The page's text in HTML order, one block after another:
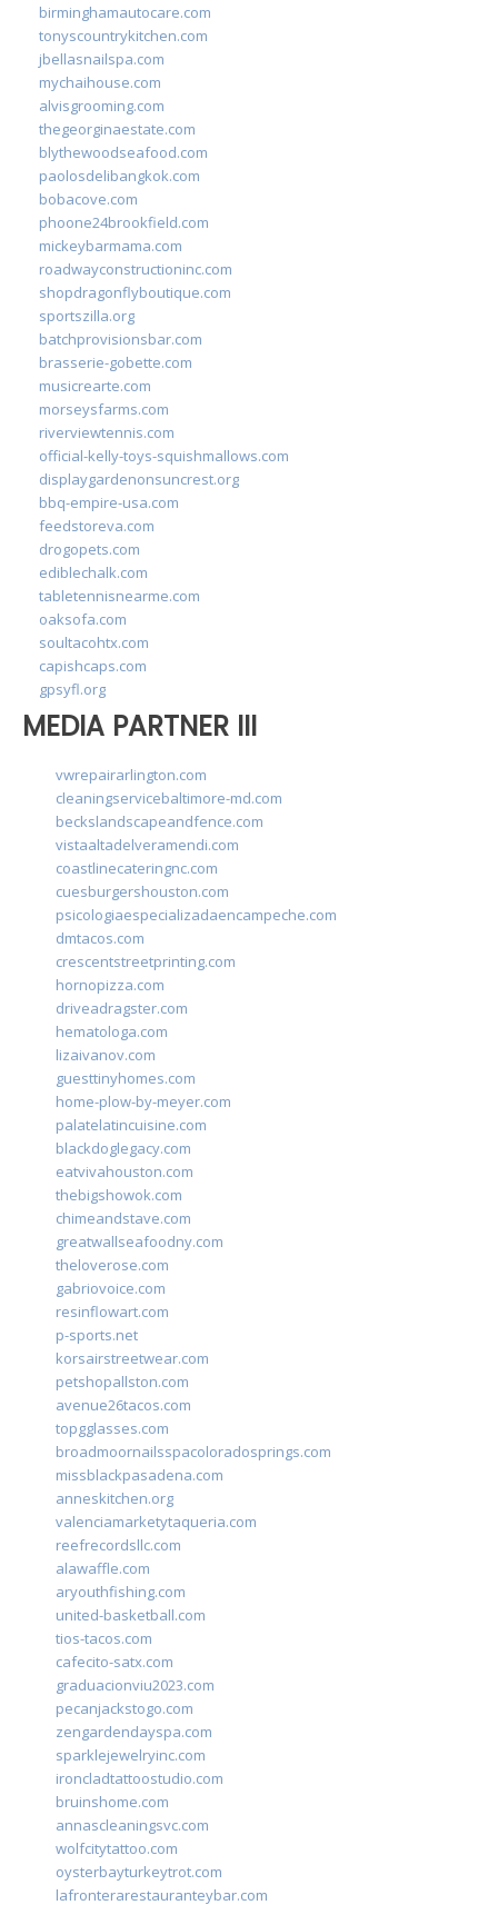
birminghamautocare.com
tonyscountrykitchen.com
jbellasnailspa.com
mychaihouse.com
alvisgrooming.com
thegeorginaestate.com
blythewoodseafood.com
paolosdelibangkok.com
bobacove.com
phoone24brookfield.com
mickeybarmama.com
roadwayconstructioninc.com
shopdragonflyboutique.com
sportszilla.org
batchprovisionsbar.com
brasserie-gobette.com
musicrearte.com
morseysfarms.com
riverviewtennis.com
official-kelly-toys-squishmallows.com
displaygardenonsuncrest.org
bbq-empire-usa.com
feedstoreva.com
drogopets.com
ediblechalk.com
tabletennisnearme.com
oaksofa.com
soultacohtx.com
capishcaps.com
gpsyfl.org
MEDIA PARTNER III
vwrepairarlington.com
cleaningservicebaltimore-md.com
beckslandscapeandfence.com
vistaaltadelveramendi.com
coastlinecateringnc.com
cuesburgershouston.com
psicologiaespecializadaencampeche.com
dmtacos.com
crescentstreetprinting.com
hornopizza.com
driveadragster.com
hematologa.com
lizaivanov.com
guesttinyhomes.com
home-plow-by-meyer.com
palatelatincuisine.com
blackdoglegacy.com
eatvivahouston.com
thebigshowok.com
chimeandstave.com
greatwallseafoodny.com
theloverose.com
gabriovoice.com
resinflowart.com
p-sports.net
korsairstreetwear.com
petshopallston.com
avenue26tacos.com
topgglasses.com
broadmoornailsspacoloradosprings.com
missblackpasadena.com
anneskitchen.org
valenciamarketytaqueria.com
reefrecordsllc.com
alawaffle.com
aryouthfishing.com
united-basketball.com
tios-tacos.com
cafecito-satx.com
graduacionviu2023.com
pecanjackstogo.com
zengardendayspa.com
sparklejewelryinc.com
ironcladtattoostudio.com
bruinshome.com
annascleaningsvc.com
wolfcitytattoo.com
oysterbayturkeytrot.com
lafronterarestauranteybar.com